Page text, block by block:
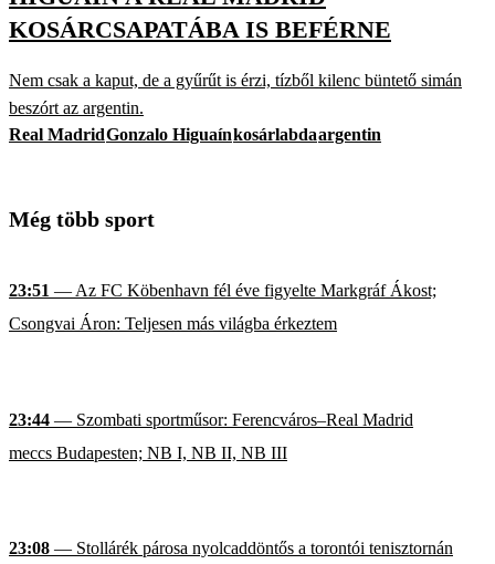
KOSÁRCSAPATÁBA IS BEFÉRNE
Nem csak a kaput, de a gyűrűt is érzi, tízből kilenc büntető simán
beszórt az argentin.
Real MadridGonzalo Higuaínkosárlabdaargentin
Még több sport
23:51 — Az FC Köbenhavn fél éve figyelte Markgráf Ákost;
Csongvai Áron: Teljesen más világba érkeztem
23:44 — Szombati sportműsor: Ferencváros–Real Madrid
meccs Budapesten; NB I, NB II, NB III
23:08 — Stollárék párosa nyolcaddöntős a torontói tenisztornán